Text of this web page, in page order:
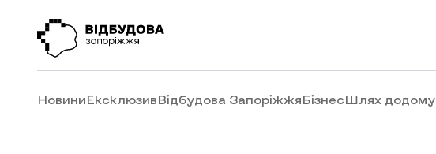
НовиниЕксклюзивВідбудова ЗапоріжжяБізнесШлях додому